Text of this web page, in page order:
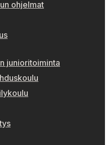
ohjelmat
junioritoiminta